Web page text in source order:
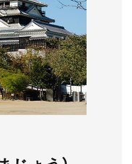
人(2～11歳)350円
前より伊予鉄道市内
5分
5番6号